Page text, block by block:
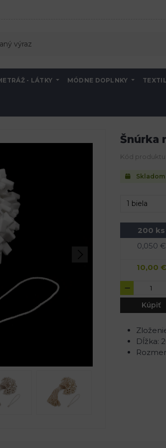
- LÁTKY MÓDNE DOPLNKY
Šnúrka
Kód
Skladom
200 ks
0,050 €
10,00 €
Kúpiť
Dĺžka: